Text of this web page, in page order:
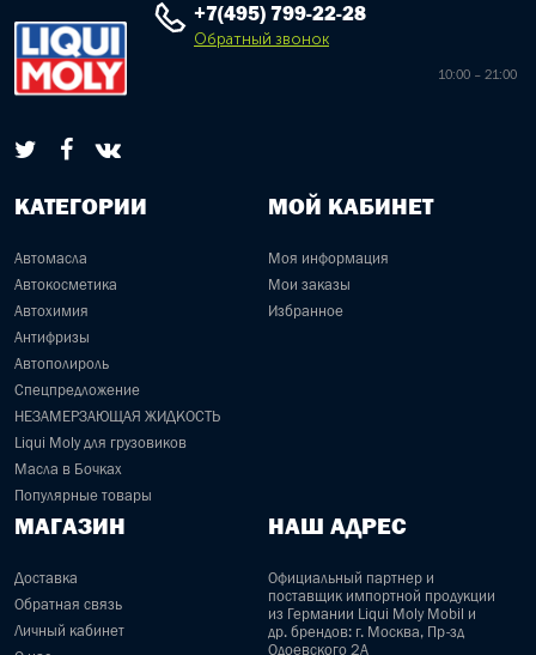
+7(495) 799-22-28
Обратный звонок
10:00 – 21:00
КАТЕГОРИИ
Автомасла
Автокосметика
Автохимия
Антифризы
Автополироль
Спецпредложение
НЕЗАМЕРЗАЮЩАЯ ЖИДКОСТЬ
Liqui Moly для грузовиков
Масла в Бочках
Популярные товары
МОЙ КАБИНЕТ
Моя информация
Мои заказы
Избранное
МАГАЗИН
Доставка
Обратная связь
Личный кабинет
НАШ АДРЕС
Официальный партнер и
поставщик импортной продукции
из Германии Liqui Moly Mobil и
др. брендов: г. Москва, Пр-зд
Одоевского 2А